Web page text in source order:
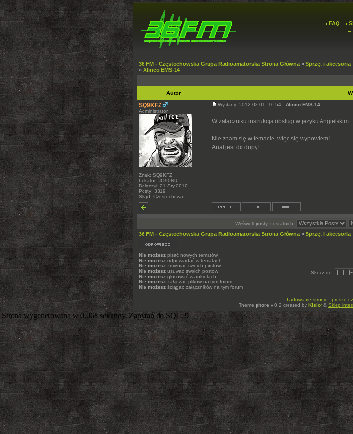
FAQ
36 FM - Częstochowska Grupa Radioamatorska Strona Główna » Sprzęt i akcesoria
» Alinco EMS-14
Autor
SQ9KFZ
Administrator
Znak: SQ9KFZ
Lokator: JO90NU
Dołączył: 21 Sty 2010
Posty: 3319
Skąd: Częstochowa
Wysłany: 2012-03-01, 10:54 Alinco EMS-14
W załączniku instrukcja obsługi w języku Angielskim.
Nie znam się w temacie, więc się wypowiem!
Anal jest do dupy!
Wyświetl posty z ostatnich:
36 FM - Częstochowska Grupa Radioamatorska Strona Główna » Sprzęt i akcesoria
Nie możesz pisać nowych tematów
Nie możesz odpowiadać w tematach
Nie możesz zmieniać swoich postów
Nie możesz usuwać swoich postów
Nie możesz głosować w ankietach
Nie możesz załączać plików na tym forum
Nie możesz ściągać załączników na tym forum
Skocz do:
Ładowanie strony... proszę
Theme phore v 0.2 created by Kisioł & Sklep
Strona wygenerowana w 0.068 sekundy. Zapytań do SQL: 9